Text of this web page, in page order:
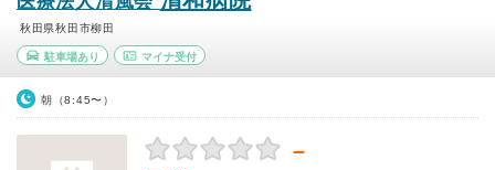
秋田県秋田市柳田
駐車場あり マイナ受付
朝（8:45〜）
－